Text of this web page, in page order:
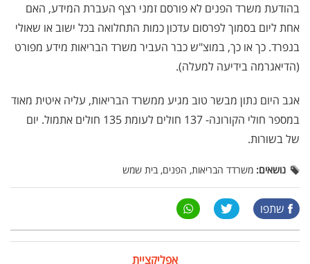
בהודעת משרד הפנים לא פורסם זמני רצף העברת המידע, האם
אחת ליום בסמוך לפרסום עדכון כמות התחלואה בכל ישוב או שאולי
בנפרד. כך או כך, במוצ"ש כבר העביר משרד הבריאות מידע מפורט
(הדיאגרמה בידיעה למעלה).
אגב היום נתון מבשר טוב מגיע ממשרד הבריאות, עליה איטית מאוד
במספר חולי הקורונה- 137 חולים לעומת 135 חולים אתמול. יום
של בשורות.
נושאים: משרדד הבריאות, הפנים, בית שמש
שתפו
אפליקציית